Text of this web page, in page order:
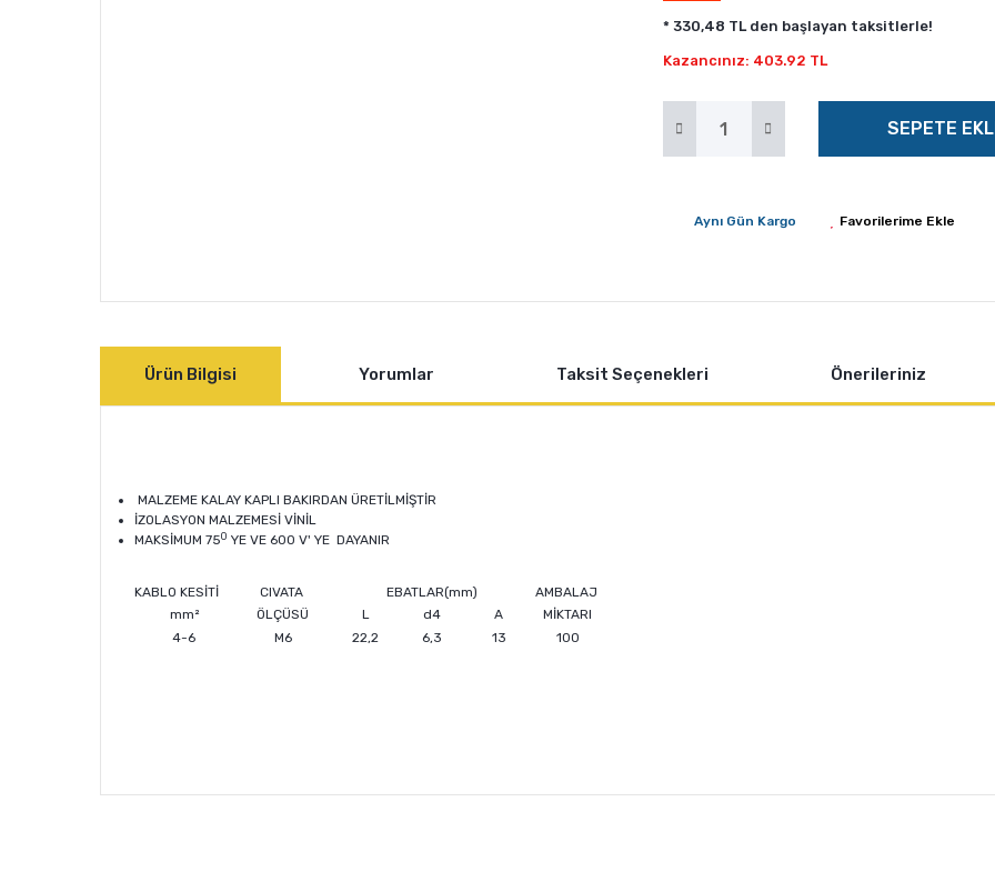
* 330,48 TL den başlayan taksitlerle!
Kazancınız: 403.92 TL
SEPETE
Aynı Gün Kargo
Ürün Bilgisi Yorumlar Taksit Seçenekleri Önerileriniz
MALZEME KALAY KAPLI BAKIRDAN ÜRETİLMİŞTİR
İZOLASYON MALZEMESİ VİNİL
MAKSİMUM 750 YE VE 600 V' YE DAYANIR
KABLO KESİTİ CIVATA EBATLAR(mm)
AMBALAJ
mm²
ÖLÇÜSÜ L d4 A
MİKTARI
4-6
M6 22,2 6,3 13 100